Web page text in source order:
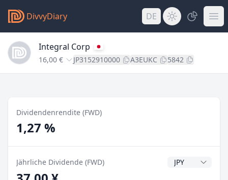
DivvyDiary DE
Integral Corp
16,00 € JP3152910000 A3EUKC 5842
Dividendenrendite (FWD)
1,27 %
Jährliche Dividende (FWD)